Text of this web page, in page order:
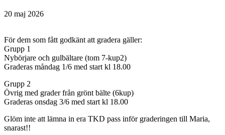
20 maj 2026
För dem som fått godkänt att gradera gäller:
Grupp 1
Nybörjare och gulbältare (tom 7-kup2)
Graderas måndag 1/6 med start kl 18.00
Grupp 2
Övrig med grader från grönt bälte (6kup)
Graderas onsdag 3/6 med start kl 18.00
Glöm inte att lämna in era TKD pass inför graderingen till Maria,
snarast!!